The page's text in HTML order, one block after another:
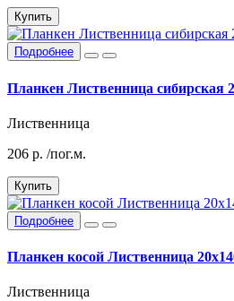
Купить
Подробнее
Планкен Лиственница сибирская
Лиственница
206 р. /пог.м.
Купить
Подробнее
Планкен косой Лиственница
Лиственница